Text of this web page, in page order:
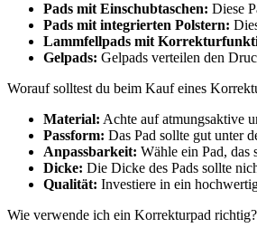
Pads mit Einschubtaschen: Diese
Pads mit integrierten Polstern:
Lammfellpads mit
Gelpads: Gelpads verteilen den
Worauf solltest du beim Kauf eines
Material: Achte auf atmungsaktive
Passform: Das Pad sollte gut unter
Anpassbarkeit: Wähle ein Pad, das
Dicke: Die Dicke des Pads sollte
Qualität: Investiere in ein
Wie verwende ich ein Korrekturpad richtig?